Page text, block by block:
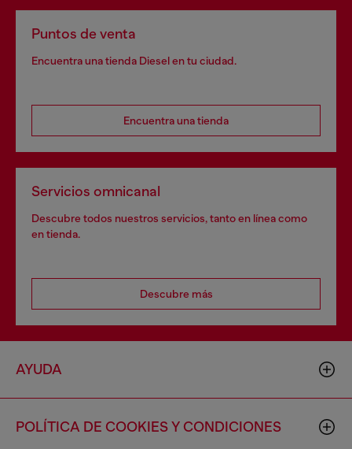
Puntos de venta
Encuentra una tienda Diesel en tu ciudad.
Encuentra una tienda
Servicios omnicanal
Descubre todos nuestros servicios, tanto en línea como
en tienda.
Descubre más
AYUDA
POLÍTICA DE COOKIES Y CONDICIONES